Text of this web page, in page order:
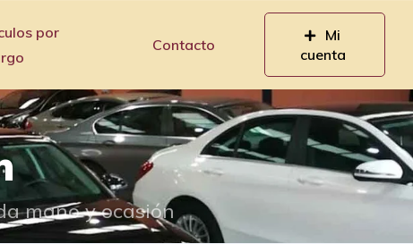
por
Contacto
Mi
cuenta
mano y ocasión